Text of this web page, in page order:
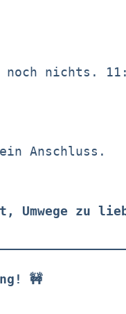
nichts.
Anschluss.
Umwege zu
🚧